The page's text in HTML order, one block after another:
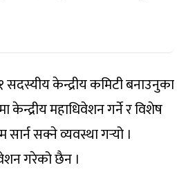
सदस्यीय केन्द्रीय कमिटी बनाउनुका
केन्द्रीय महाधिवेशन गर्ने र विशेष
सार्न सक्ने व्यवस्था गर्‍यो ।
गरेको छैन ।